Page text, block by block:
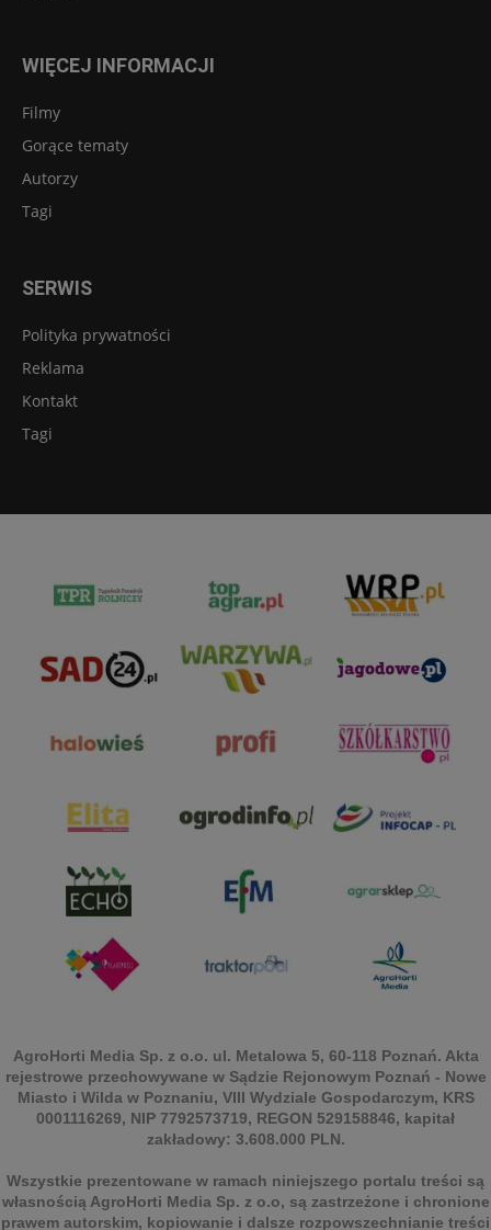
WIĘCEJ INFORMACJI
Filmy
Gorące tematy
Autorzy
Tagi
SERWIS
Polityka prywatności
Reklama
Kontakt
Tagi
AgroHorti Media Sp. z o.o. ul. Metalowa 5, 60-118 Poznań. Akta
rejestrowe przechowywane w Sądzie Rejonowym Poznań - Nowe
Miasto i Wilda w Poznaniu, VIII Wydziale Gospodarczym, KRS
0001116269, NIP 7792573719, REGON 529158846, kapitał
zakładowy: 3.608.000 PLN.
Wszystkie prezentowane w ramach niniejszego portalu treści są
własnością AgroHorti Media Sp. z o.o, są zastrzeżone i chronione
prawem autorskim, kopiowanie i dalsze rozpowszechnianie treści